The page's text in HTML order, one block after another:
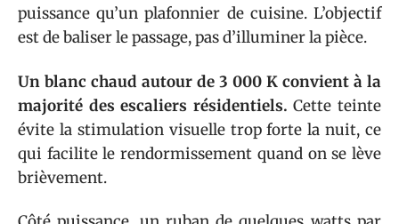
puissance qu’un plafonnier de cuisine. L’objectif
est de baliser le passage, pas d’illuminer la pièce.
Un blanc chaud autour de 3 000 K convient à la
majorité des escaliers résidentiels. Cette teinte
évite la stimulation visuelle trop forte la nuit, ce
qui facilite le rendormissement quand on se lève
brièvement.